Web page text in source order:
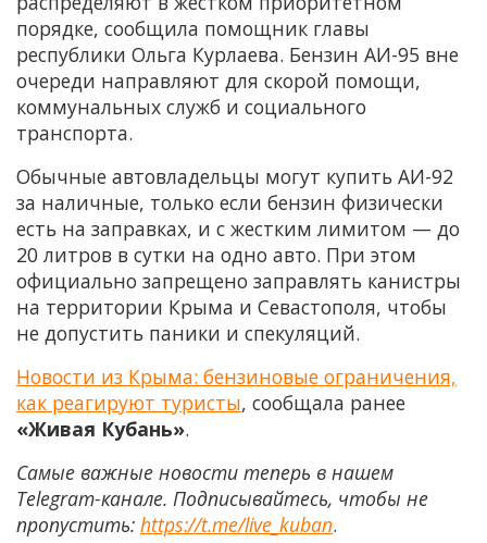
порядке, сообщила помощник главы
республики Ольга Курлаева. Бензин АИ-95 вне
очереди направляют для скорой помощи,
коммунальных служб и социального
транспорта.
Обычные автовладельцы могут купить АИ-92
за наличные, только если бензин физически
есть на заправках, и с жестким лимитом — до
20 литров в сутки на одно авто. При этом
официально запрещено заправлять канистры
на территории Крыма и Севастополя, чтобы
не допустить паники и спекуляций.
Новости из Крыма: бензиновые ограничения,
как реагируют туристы, сообщала ранее
«Живая Кубань».
Самые важные новости теперь в нашем
Telegram-канале. Подписывайтесь, чтобы не
пропустить: https://t.me/live_kuban.